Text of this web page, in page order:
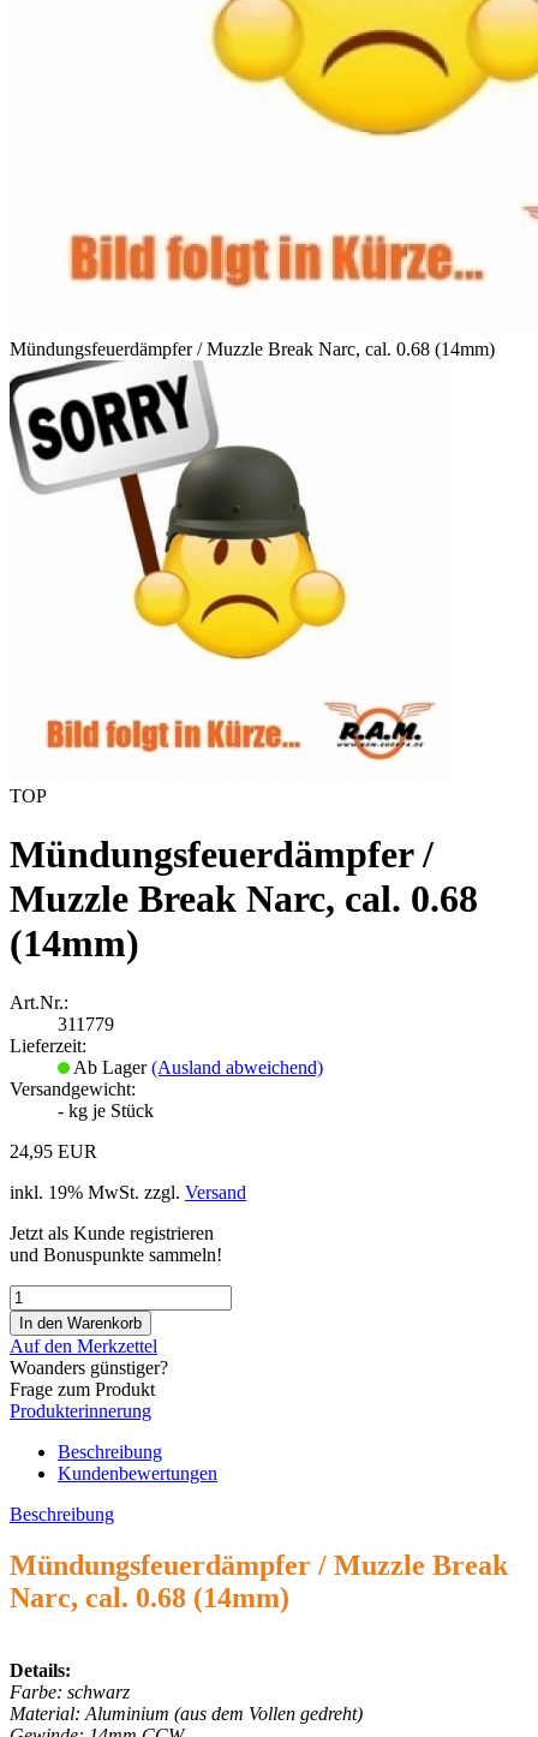
Mündungsfeuerdämpfer / Muzzle Break Narc, cal. 0.68 (14mm)
TOP
Mündungsfeuerdämpfer /
Muzzle Break Narc, cal. 0.68
(14mm)
Art.Nr.:
311779
Lieferzeit:
Ab Lager(Ausland abweichend)
Versandgewicht:
- kg je Stück
24,95 EUR
inkl. 19% MwSt. zzgl. Versand
Jetzt als Kunde registrieren
und Bonuspunkte sammeln!
Auf den Merkzettel
Woanders günstiger?
Frage zum Produkt
Produkterinnerung
Beschreibung
Kundenbewertungen
Beschreibung
Mündungsfeuerdämpfer / Muzzle Break
Narc, cal. 0.68 (14mm)
Details:
Farbe: schwarz
Material: Aluminium (aus dem Vollen gedreht)